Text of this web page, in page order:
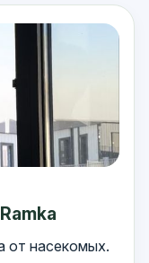
от насекомых.